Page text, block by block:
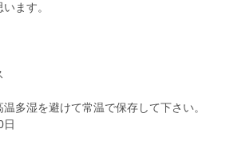
ます。
多湿を避けて常温で保存して下さい。